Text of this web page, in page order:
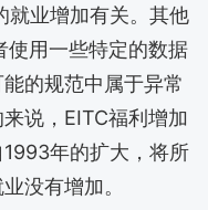
就业增加有关。其他
使用一些特定的数据
的规范中属于异常
说，EITC福利增加
年的扩大，将所
没有增加。